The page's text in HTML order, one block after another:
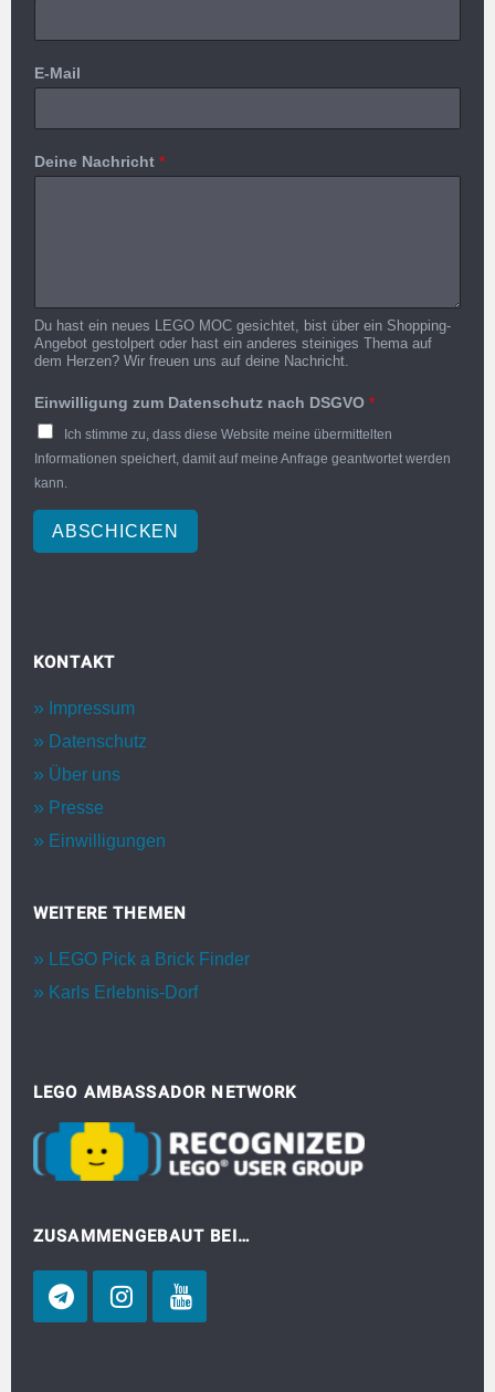
E-Mail
Deine Nachricht *
Du hast ein neues LEGO MOC gesichtet, bist über ein Shopping-
Angebot gestolpert oder hast ein anderes steiniges Thema auf
dem Herzen? Wir freuen uns auf deine Nachricht.
Einwilligung zum Datenschutz nach DSGVO *
Ich stimme zu, dass diese Website meine übermittelten
Informationen speichert, damit auf meine Anfrage geantwortet werden
kann.
ABSCHICKEN
KONTAKT
Impressum
Datenschutz
Über uns
Presse
Einwilligungen
WEITERE THEMEN
LEGO Pick a Brick Finder
Karls Erlebnis-Dorf
LEGO AMBASSADOR NETWORK
ZUSAMMENGEBAUT BEI…